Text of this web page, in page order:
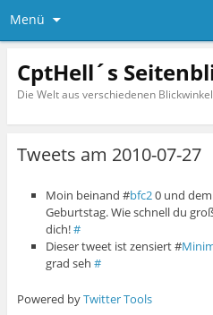
Menü
CptHell´s
Die Welt aus verschiedenen
Tweets am 2010-07-27
Moin beinand #bfc20 und
Geburtstag. Wie schnell du
dich!#
Dieser tweet ist zensiert #
grad seh#
Powered byTwitter Tools